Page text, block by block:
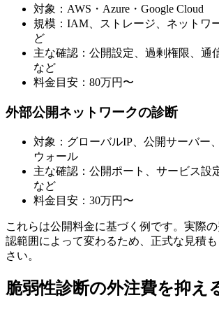
対象：AWS・Azure・Google Cloud
規模：IAM、ストレージ、ネットワ
ど
主な確認：公開設定、過剰権限、通
など
料金目安：80万円〜
外部公開ネットワークの診断
対象：グローバルIP、公開サーバー
ウォール
主な確認：公開ポート、サービス設
など
料金目安：30万円〜
これらは公開料金に基づく例です。実際
認範囲によって変わるため、正式な見積
さい。
脆弱性診断の外注費を抑え